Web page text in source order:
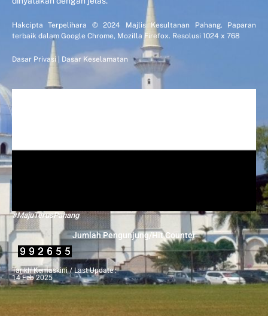
Hakcipta Terpelihara © 2024 Majlis Kesultanan Pahang. Paparan
terbaik dalam Google Chrome, Mozilla Firefox. Resolusi 1024 x 768
Dasar Privasi Dasar Keselamatan
#MajuTerusPahang
Jumlah Pengunjung/Hit Counter
Tarikh Kemaskini / Last Update :
14 Feb 2025